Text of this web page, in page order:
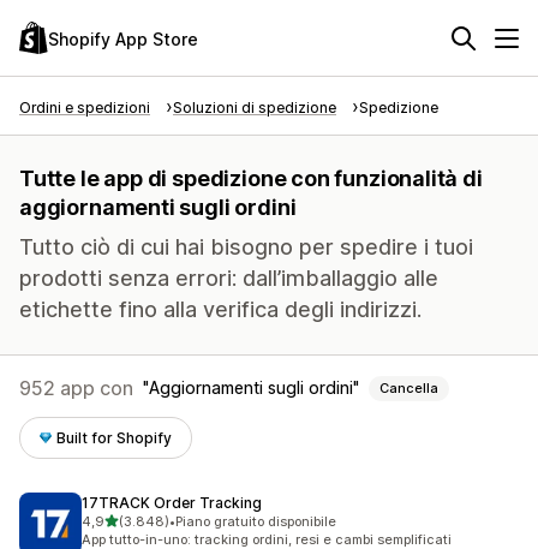
Shopify App Store
Ordini e spedizioni Soluzioni di spedizione Spedizione
Tutte le app di spedizione con funzionalità di
aggiornamenti sugli ordini
Tutto ciò di cui hai bisogno per spedire i tuoi
prodotti senza errori: dall’imballaggio alle
etichette fino alla verifica degli indirizzi.
952 app con Aggiornamenti sugli ordini Cancella
Built for Shopify
17TRACK Order Tracking
4,9stelle su 5
(3.848)
3848 recensioni totali
•Piano gratuito disponibile
App tutto-in-uno: tracking ordini, resi e cambi semplificati